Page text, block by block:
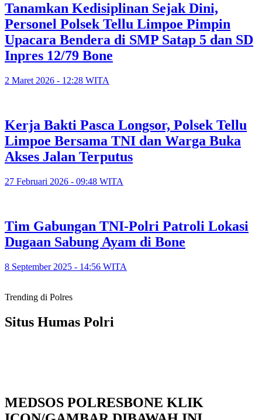
Tanamkan Kedisiplinan Sejak Dini,
Personel Polsek Tellu Limpoe Pimpin
Upacara Bendera di SMP Satap 5 dan SD
Inpres 12/79 Bone
2 Maret 2026 - 12:28 WITA
Kerja Bakti Pasca Longsor, Polsek Tellu
Limpoe Bersama TNI dan Warga Buka
Akses Jalan Terputus
27 Februari 2026 - 09:48 WITA
Tim Gabungan TNI-Polri Patroli Lokasi
Dugaan Sabung Ayam di Bone
8 September 2025 - 14:56 WITA
Trending di Polres
Situs Humas Polri
MEDSOS POLRESBONE KLIK